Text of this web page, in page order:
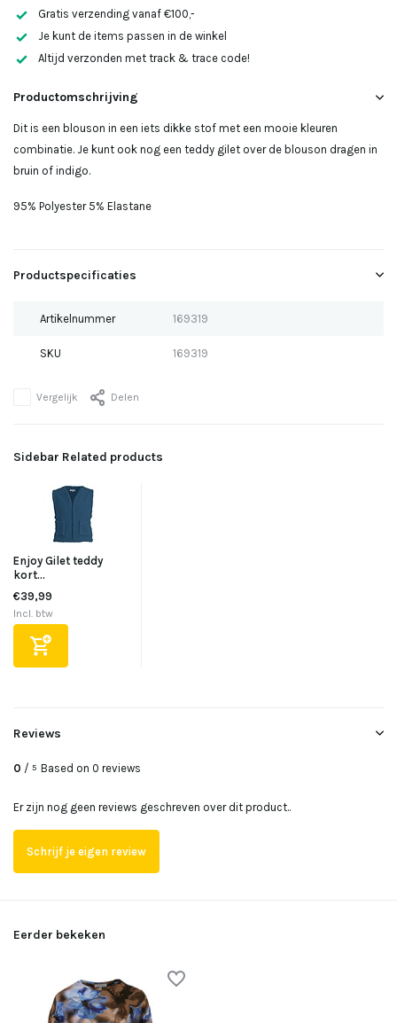
Gratis verzending vanaf €100,-
Je kunt de items passen in de winkel
Altijd verzonden met track & trace code!
Productomschrijving
Dit is een blouson in een iets dikke stof met een mooie kleuren
combinatie. Je kunt ook nog een teddy gilet over de blouson dragen in
bruin of indigo.
95% Polyester 5% Elastane
Productspecificaties
Artikelnummer 169319
SKU 169319
Vergelijk Delen
Sidebar Related products
Enjoy Gilet teddy
kort...
€39,99
Incl. btw
Reviews
0 / 5 Based on 0 reviews
Er zijn nog geen reviews geschreven over dit product..
Schrijf je eigen review
Eerder bekeken